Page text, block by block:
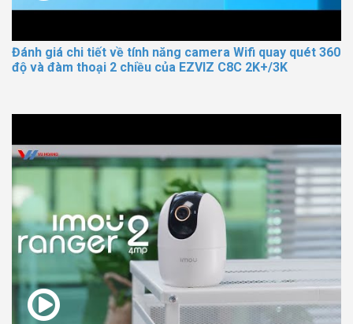
Đánh giá chi tiết về tính năng camera Wifi quay quét 360
độ và đàm thoại 2 chiều của EZVIZ C8C 2K+/3K